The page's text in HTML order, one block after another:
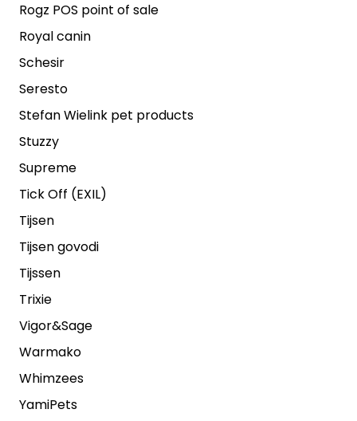
Rogz POS point of sale
Royal canin
Schesir
Seresto
Stefan Wielink pet products
Stuzzy
Supreme
Tick Off (EXIL)
Tijsen
Tijsen govodi
Tijssen
Trixie
Vigor&Sage
Warmako
Whimzees
YamiPets